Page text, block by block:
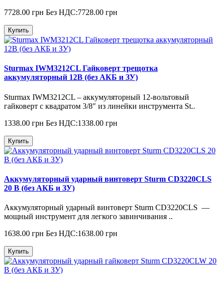
7728.00 грн Без НДС:7728.00 грн
Купить
Sturmax IWM3212CL Гайковерт трещотка
аккумуляторный 12В (без АКБ и ЗУ)
Sturmax IWM3212CL – аккумуляторный 12-вольтовый
гайковерт с квадратом 3/8″ из линейки инструмента St..
1338.00 грн Без НДС:1338.00 грн
Купить
Аккумуляторный ударный винтоверт Sturm CD3220CLS
20 В (без АКБ и ЗУ)
Аккумуляторный ударный винтоверт Sturm CD3220CLS —
мощный инструмент для легкого завинчивания ..
1638.00 грн Без НДС:1638.00 грн
Купить